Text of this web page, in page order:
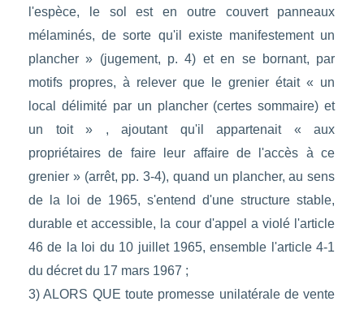
l'espèce, le sol est en outre couvert panneaux
mélaminés, de sorte qu'il existe manifestement un
plancher » (jugement, p. 4) et en se bornant, par
motifs propres, à relever que le grenier était « un
local délimité par un plancher (certes sommaire) et
un toit » , ajoutant qu'il appartenait « aux
propriétaires de faire leur affaire de l'accès à ce
grenier » (arrêt, pp. 3-4), quand un plancher, au sens
de la loi de 1965, s'entend d'une structure stable,
durable et accessible, la cour d'appel a violé l'article
46 de la loi du 10 juillet 1965, ensemble l'article 4-1
du décret du 17 mars 1967 ;
3) ALORS QUE toute promesse unilatérale de vente